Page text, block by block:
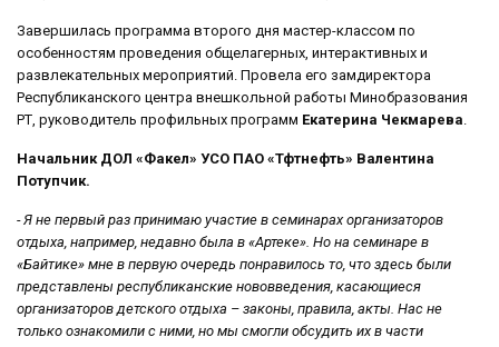
Завершилась программа второго дня мастер-классом по
особенностям проведения общелагерных, интерактивных и
развлекательных мероприятий. Провела его замдиректора
Республиканского центра внешкольной работы Минобразования
РТ, руководитель профильных программ Екатерина Чекмарева.
Начальник ДОЛ «Факел» УСО ПАО «Тфтнефть» Валентина
Потупчик.
- Я не первый раз принимаю участие в семинарах организаторов
отдыха, например, недавно была в «Артеке». Но на семинаре в
«Байтике» мне в первую очередь понравилось то, что здесь были
представлены республиканские нововведения, касающиеся
организаторов детского отдыха – законы, правила, акты. Нас не
только ознакомили с ними, но мы смогли обсудить их в части